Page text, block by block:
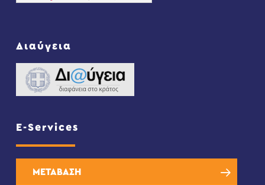
Διαύγεια
E-Services
ΜΕΤΑΒΑΣΗ